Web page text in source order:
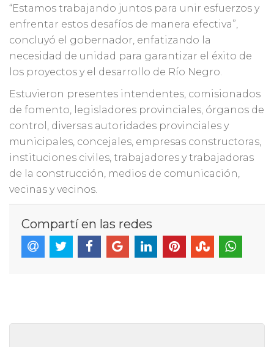
“Estamos trabajando juntos para unir esfuerzos y
enfrentar estos desafíos de manera efectiva”,
concluyó el gobernador, enfatizando la
necesidad de unidad para garantizar el éxito de
los proyectos y el desarrollo de Río Negro.
Estuvieron presentes intendentes, comisionados
de fomento, legisladores provinciales, órganos de
control, diversas autoridades provinciales y
municipales, concejales, empresas constructoras,
instituciones civiles, trabajadores y trabajadoras
de la construcción, medios de comunicación,
vecinas y vecinos.
Compartí en las redes